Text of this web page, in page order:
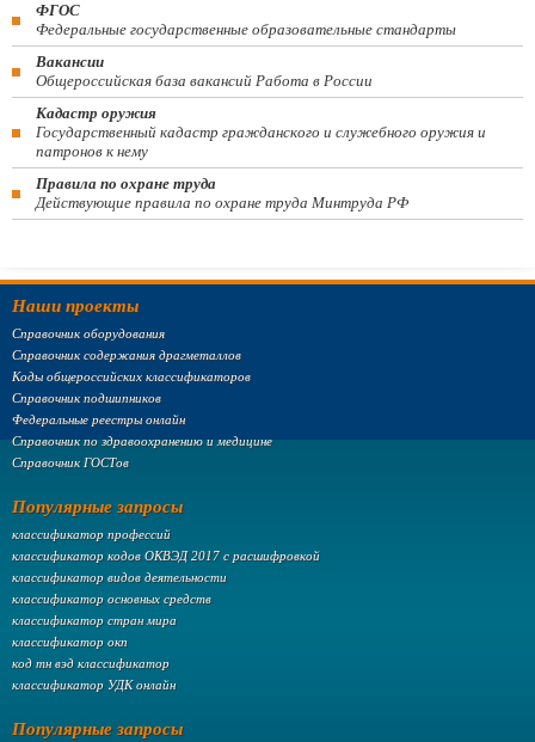
ФГОС
Федеральные государственные образовательные стандарты
Вакансии
Общероссийская база вакансий Работа в России
Кадастр оружия
Государственный кадастр гражданского и служебного оружия и
патронов к нему
Правила по охране труда
Действующие правила по охране труда Минтруда РФ
Наши проекты
Справочник оборудования
Справочник содержания драгметаллов
Коды общероссийских классификаторов
Справочник подшипников
Федеральные реестры онлайн
Справочник по здравоохранению и медицине
Справочник ГОСТов
Популярные запросы
классификатор профессий
классификатор кодов ОКВЭД 2017 с расшифровкой
классификатор видов деятельности
классификатор основных средств
классификатор стран мира
классификатор окп
код тн вэд классификатор
классификатор УДК онлайн
Популярные запросы